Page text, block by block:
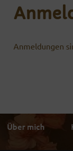
Anmeldungen
Über mich